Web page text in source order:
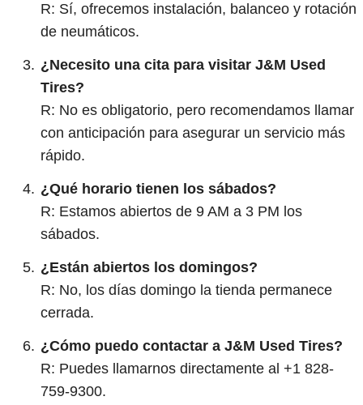
R: Sí, ofrecemos instalación, balanceo y rotación
de neumáticos.
¿Necesito una cita para visitar J&M Used
Tires?
R: No es obligatorio, pero recomendamos llamar
con anticipación para asegurar un servicio más
rápido.
¿Qué horario tienen los sábados?
R: Estamos abiertos de 9 AM a 3 PM los
sábados.
¿Están abiertos los domingos?
R: No, los días domingo la tienda permanece
cerrada.
¿Cómo puedo contactar a J&M Used Tires?
R: Puedes llamarnos directamente al +1 828-
759-9300.